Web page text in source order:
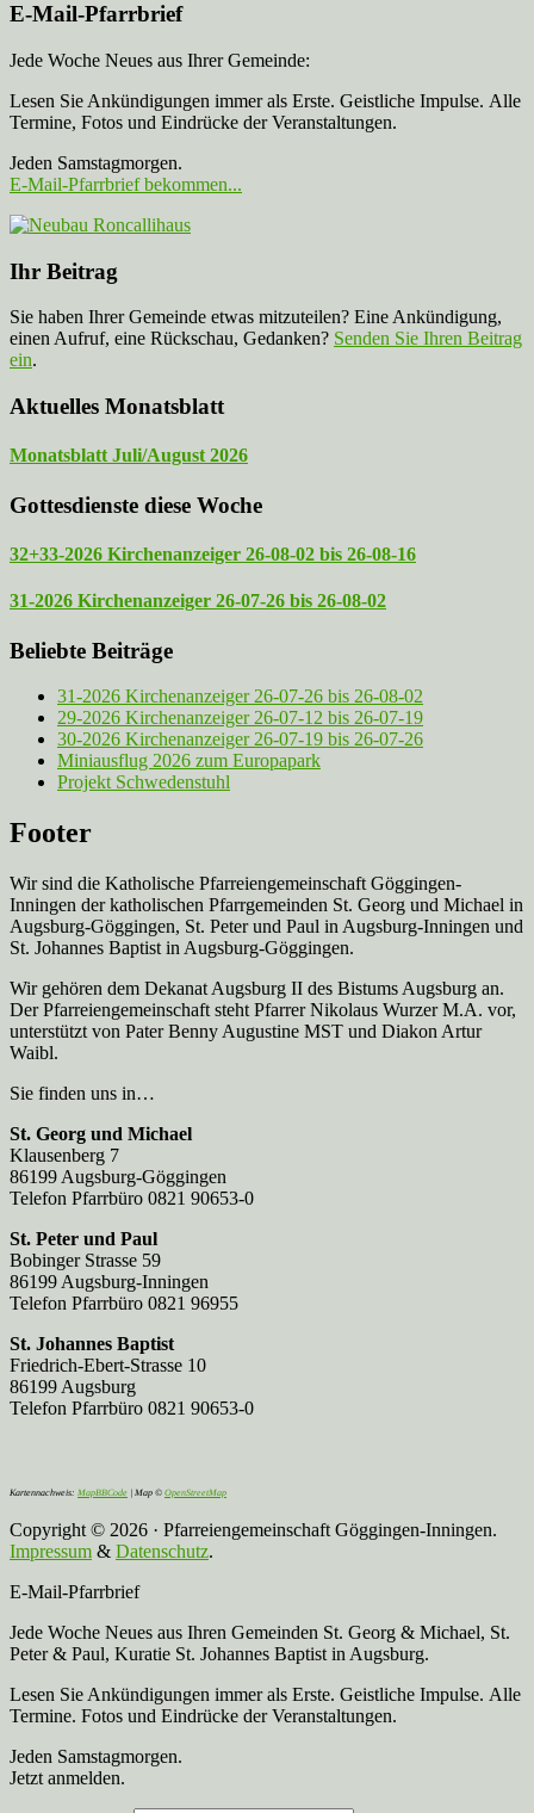
E-Mail-Pfarrbrief
Jede Woche Neues aus Ihrer Gemeinde:
Lesen Sie Ankündigungen immer als Erste. Geistliche Impulse. Alle
Termine, Fotos und Eindrücke der Veranstaltungen.
Jeden Samstagmorgen.
E-Mail-Pfarrbrief bekommen...
Ihr Beitrag
Sie haben Ihrer Gemeinde etwas mitzuteilen? Eine Ankündigung,
einen Aufruf, eine Rückschau, Gedanken? Senden Sie Ihren Beitrag
ein.
Aktuelles Monatsblatt
Monatsblatt Juli/August 2026
Gottesdienste diese Woche
32+33-2026 Kirchenanzeiger 26-08-02 bis 26-08-16
31-2026 Kirchenanzeiger 26-07-26 bis 26-08-02
Beliebte Beiträge
31-2026 Kirchenanzeiger 26-07-26 bis 26-08-02
29-2026 Kirchenanzeiger 26-07-12 bis 26-07-19
30-2026 Kirchenanzeiger 26-07-19 bis 26-07-26
Miniausflug 2026 zum Europapark
Projekt Schwedenstuhl
Footer
Wir sind die Katholische Pfarreien­gemeinschaft Göggingen-
Inningen der katholischen Pfarrgemeinden St. Georg und Michael in
Augsburg-Göggingen, St. Peter und Paul in Augsburg-Inningen und
St. Johannes Baptist in Augsburg-Göggingen.
Wir gehören dem Dekanat Augsburg II des Bistums Augsburg an.
Der Pfarreien­gemeinschaft steht Pfarrer Nikolaus Wurzer M.A. vor,
unterstützt von Pater Benny Augustine MST und Diakon Artur
Waibl.
Sie finden uns in…
St. Georg und Michael
Klausenberg 7
86199 Augsburg-Göggingen
Telefon Pfarrbüro 0821 90653-0
St. Peter und Paul
Bobinger Strasse 59
86199 Augsburg-Inningen
Telefon Pfarrbüro 0821 96955
St. Johannes Baptist
Friedrich-Ebert-Strasse 10
86199 Augsburg
Telefon Pfarrbüro 0821 90653-0
Kartennachweis: MapBBCode | Map © OpenStreetMap
Copyright © 2026 · Pfarreiengemeinschaft Göggingen-Inningen.
Impressum & Datenschutz.
E-Mail-Pfarrbrief
Jede Woche Neues aus Ihren Gemeinden St. Georg & Michael, St.
Peter & Paul, Kuratie St. Johannes Baptist in Augsburg.
Lesen Sie Ankündigungen immer als Erste. Geistliche Impulse. Alle
Termine. Fotos und Eindrücke der Veranstaltungen.
Jeden Samstagmorgen.
Jetzt anmelden.